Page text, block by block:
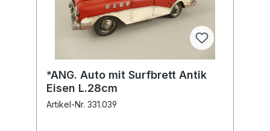
*ANG. Auto mit Surfbrett Antik
Eisen L.28cm
Artikel-Nr. 331.039